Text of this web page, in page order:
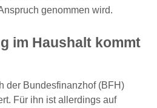
genommen wird.
im Haushalt kommt
der Bundesfinanzhof (BFH)
Für ihn ist allerdings auf